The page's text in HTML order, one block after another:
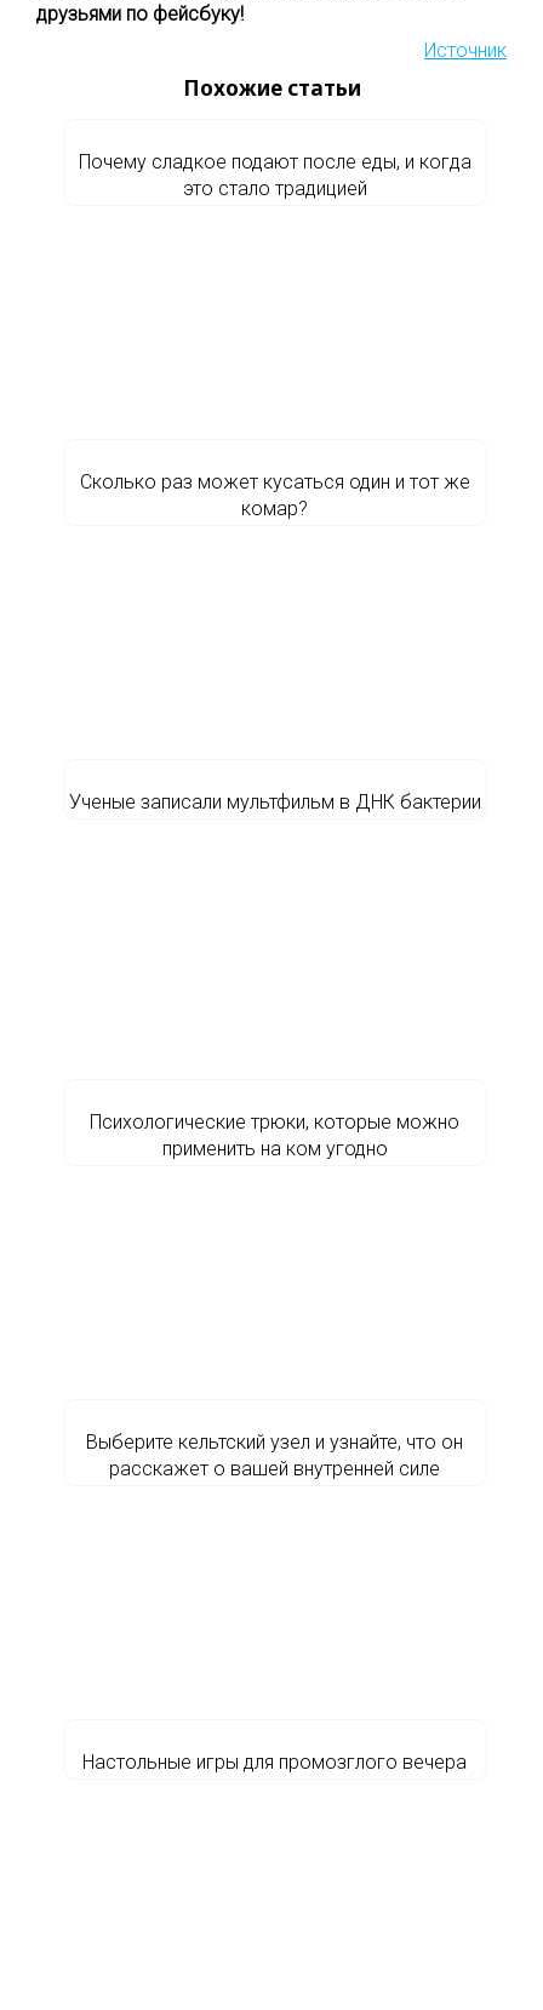
друзьями по фейсбуку!
Источник
Похожие статьи
Почему сладкое подают после еды, и когда
это стало традицией
Сколько раз может кусаться один и тот же
комар?
Ученые записали мультфильм в ДНК бактерии
Психологические трюки, которые можно
применить на ком угодно
Выберите кельтский узел и узнайте, что он
расскажет о вашей внутренней силе
Настольные игры для промозглого вечера